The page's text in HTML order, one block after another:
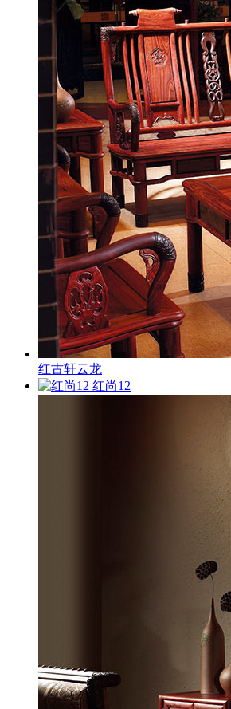
红古轩云龙
红尚12